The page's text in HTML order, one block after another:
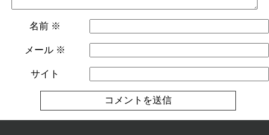
名前 ※
メール ※
サイト